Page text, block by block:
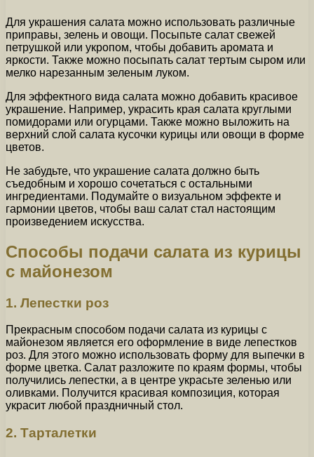
Для украшения салата можно использовать различные
приправы, зелень и овощи. Посыпьте салат свежей
петрушкой или укропом, чтобы добавить аромата и
яркости. Также можно посыпать салат тертым сыром или
мелко нарезанным зеленым луком.
Для эффектного вида салата можно добавить красивое
украшение. Например, украсить края салата круглыми
помидорами или огурцами. Также можно выложить на
верхний слой салата кусочки курицы или овощи в форме
цветов.
Не забудьте, что украшение салата должно быть
съедобным и хорошо сочетаться с остальными
ингредиентами. Подумайте о визуальном эффекте и
гармонии цветов, чтобы ваш салат стал настоящим
произведением искусства.
Способы подачи салата из курицы
с майонезом
1. Лепестки роз
Прекрасным способом подачи салата из курицы с
майонезом является его оформление в виде лепестков
роз. Для этого можно использовать форму для выпечки в
форме цветка. Салат разложите по краям формы, чтобы
получились лепестки, а в центре украсьте зеленью или
оливками. Получится красивая композиция, которая
украсит любой праздничный стол.
2. Тарталетки